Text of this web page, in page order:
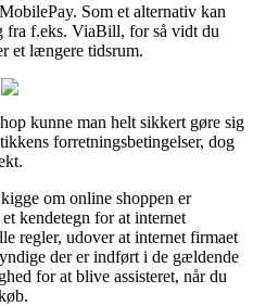
Som et alternativ kan
fra f.eks. ViaBill, for så vidt du
et længere tidsrum.
kunne man helt sikkert gøre sig
forretningsbetingelser, dog
om online shoppen er
kendetegn for at internet
regler, udover at internet firmaet
der er indført i de gældende
for at blive assisteret, når du